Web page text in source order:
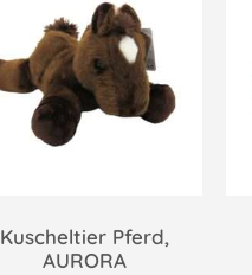
Kuscheltier Pferd,
AURORA